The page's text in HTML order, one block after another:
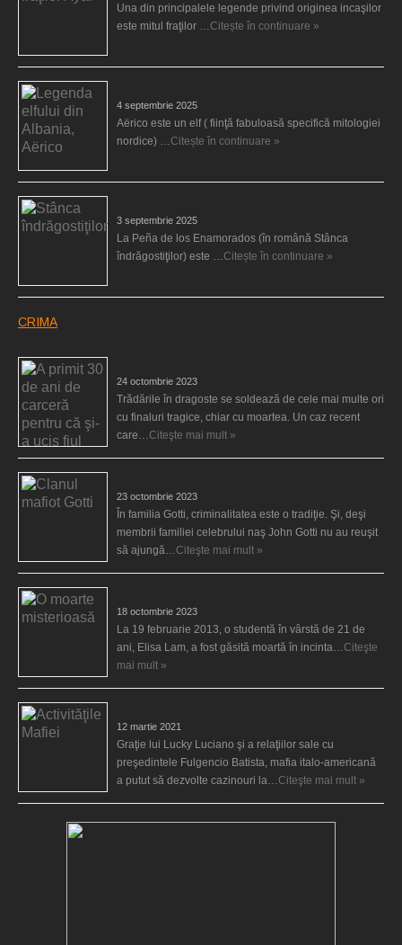
Una din principalele legende privind originea incaşilor
este mitul fraţilor …Citește în continuare »
4 septembrie 2025
Aërico este un elf ( fiinţă fabuloasă specifică mitologiei
nordice) …Citește în continuare »
3 septembrie 2025
La Peña de los Enamorados (în română Stânca
îndrăgostiţilor) este …Citește în continuare »
CRIMA
24 octombrie 2023
Trădările în dragoste se soldează de cele mai multe ori
cu finaluri tragice, chiar cu moartea. Un caz recent
care…Citeşte mai mult »
23 octombrie 2023
În familia Gotti, criminalitatea este o tradiţie. Şi, deşi
membrii familiei celebrului naş John Gotti nu au reuşit
să ajungă…Citeşte mai mult »
18 octombrie 2023
La 19 februarie 2013, o studentă în vârstă de 21 de
ani, Elisa Lam, a fost găsită moartă în incinta…Citeşte
mai mult »
12 martie 2021
Graţie lui Lucky Luciano şi a relaţiilor sale cu
preşedintele Fulgencio Batista, mafia italo-americană
a putut să dezvolte cazinouri la…Citeşte mai mult »